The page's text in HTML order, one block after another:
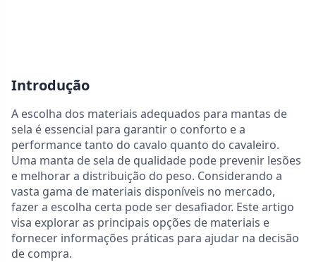
Introdução
A escolha dos materiais adequados para mantas de
sela é essencial para garantir o conforto e a
performance tanto do cavalo quanto do cavaleiro.
Uma manta de sela de qualidade pode prevenir lesões
e melhorar a distribuição do peso. Considerando a
vasta gama de materiais disponíveis no mercado,
fazer a escolha certa pode ser desafiador. Este artigo
visa explorar as principais opções de materiais e
fornecer informações práticas para ajudar na decisão
de compra.